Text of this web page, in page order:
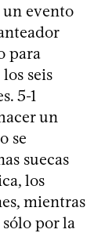
evento
para
seis
5-1
un
se
suecas
los
mientras
por la